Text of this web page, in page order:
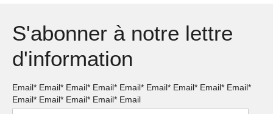
S'abonner à notre lettre
d'information
Email* Email* Email* Email* Email* Email* Email* Email* Email*
Email* Email* Email* Email* Email